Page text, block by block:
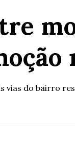
vias do bairro